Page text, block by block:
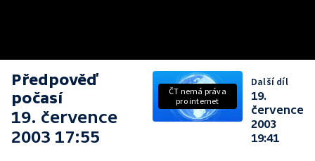
Předpověď
počasí
19. července
2003 17:55
ČT nemá práva
pro internet
Další díl
19.
července
2003
19:41